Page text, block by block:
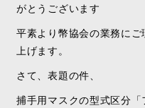
がとうございます
平素より幣協会の業務に
上げます。
さて、表題の件、
捕手用マスクの型式区分